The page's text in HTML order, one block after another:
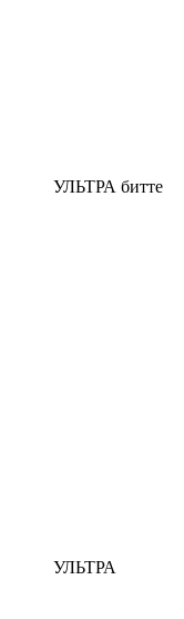
УЛЬТРА битте
УЛЬТРА